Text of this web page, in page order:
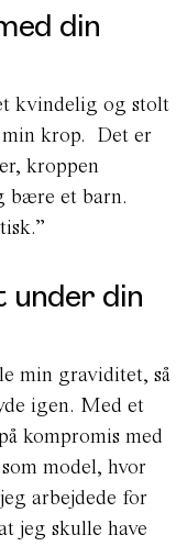
din
kvindelig og stolt
min krop. Det er
kroppen
bære et barn.
under din
min graviditet, så
igen. Med et
kompromis med
model, hvor
arbejdede for
jeg skulle have